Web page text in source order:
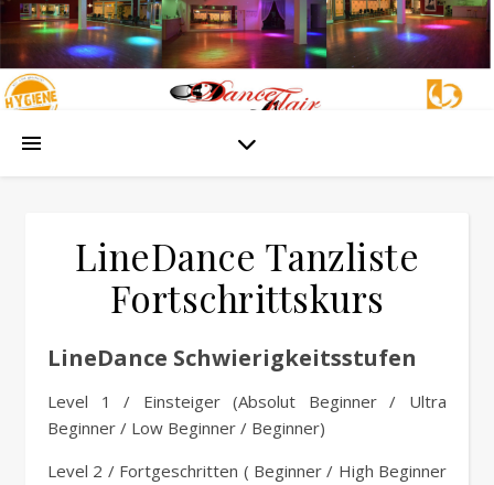
LineDance Tanzliste
Fortschrittskurs
LineDance Schwierigkeitsstufen
Level 1 / Einsteiger (Absolut Beginner / Ultra
Beginner / Low Beginner / Beginner)
Level 2 / Fortgeschritten ( Beginner / High Beginner